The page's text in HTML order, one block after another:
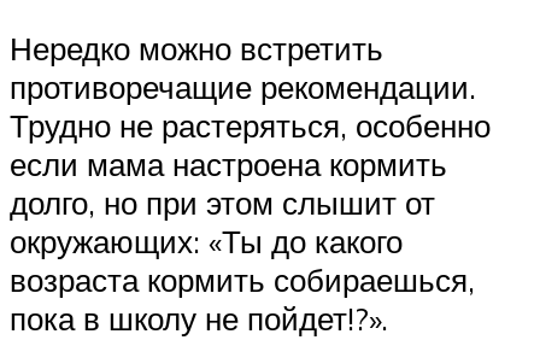
Нередко можно встретить
противоречащие рекомендации.
Трудно не растеряться, особенно
если мама настроена кормить
долго, но при этом слышит от
окружающих: «Ты до какого
возраста кормить собираешься,
пока в школу не пойдет!?».